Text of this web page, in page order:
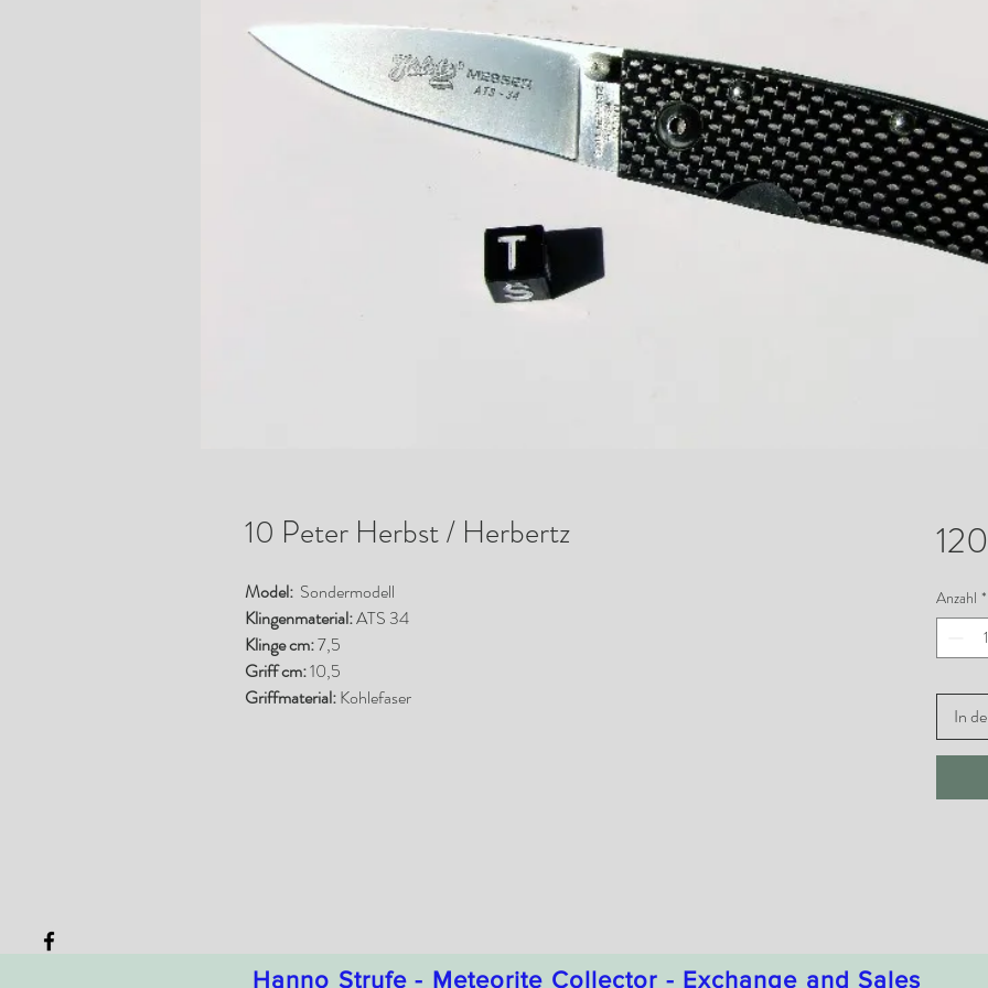
10 Peter Herbst / Herbertz
Model: Sondermodell
Klingenmaterial:ATS 34
Klinge cm:7,5
Griff cm:10,5
Griffmaterial:Kohlefaser
Anzahl *
In
Hanno Strufe - Meteorite Collector - Exchange and Sales